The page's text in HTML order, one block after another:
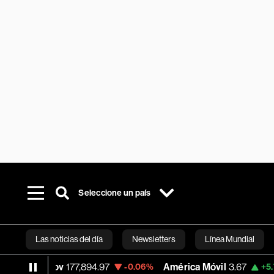
Seleccione un país
Las noticias del día Newsletters Línea Mundial
Bloomberg
177,894.97 -0.06% América Móvil 3.67 +5.76%